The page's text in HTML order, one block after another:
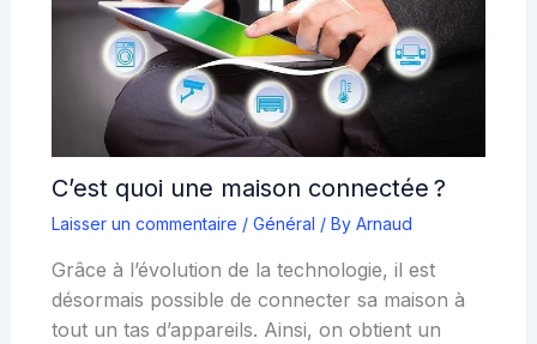
C’est quoi une maison connectée ?
Laisser un commentaire / Général / By Arnaud
Grâce à l’évolution de la technologie, il est
désormais possible de connecter sa maison à
tout un tas d’appareils. Ainsi, on obtient un